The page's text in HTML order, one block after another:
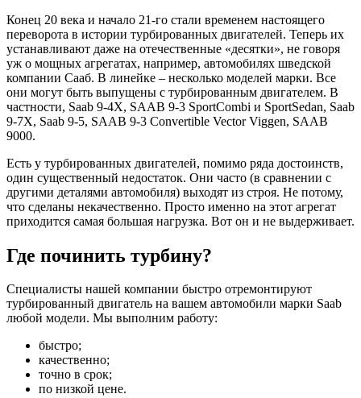
Конец 20 века и начало 21-го стали временем настоящего
переворота в истории турбированных двигателей. Теперь их
устанавливают даже на отечественные «десятки», не говоря
уж о мощных агрегатах, например, автомобилях шведской
компании Сааб. В линейке – несколько моделей марки. Все
они могут быть выпущены с турбированным двигателем. В
частности, Saab 9-4X, SAAB 9-3 SportCombi и SportSedan, Saab
9-7X, Saab 9-5, SAAB 9-3 Convertible Vector Viggen, SAAB
9000.
Есть у турбированных двигателей, помимо ряда достоинств,
один существенный недостаток. Они часто (в сравнении с
другими деталями автомобиля) выходят из строя. Не потому,
что сделаны некачественно. Просто именно на этот агрегат
приходится самая большая нагрузка. Вот он и не выдерживает.
Где починить турбину?
Специалисты нашей компании быстро отремонтируют
турбированный двигатель на вашем автомобили марки Saab
любой модели. Мы выполним работу:
быстро;
качественно;
точно в срок;
по низкой цене.